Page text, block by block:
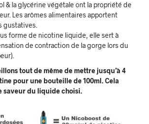
& la glycérine végétale ont la propriété de
Les arômes alimentaires apportent
gustatives.
forme de nicotine liquide, elle sert à
de contraction de la gorge lors du
tout de même de mettre jusqu’à 4
pour une bouteille de 100ml. Cela
saveur du liquide choisi.